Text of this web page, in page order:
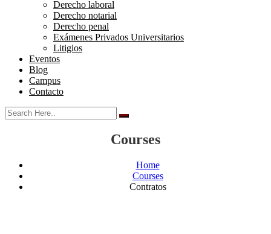
Derecho laboral
Derecho notarial
Derecho penal
Exámenes Privados Universitarios
Litigios
Eventos
Blog
Campus
Contacto
Courses
Home
Courses
Contratos